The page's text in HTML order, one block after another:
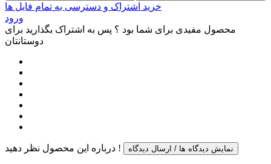
خرید اشتراک و دسترسی به تمام فایل ها
ورود
محصول مفیدی برای شما بود ؟ پس به اشتراک بگذارید برای
دوستانتان
درباره این محصول نظر دهید ! نمایش دیدگاه ها / ارسال دیدگاه